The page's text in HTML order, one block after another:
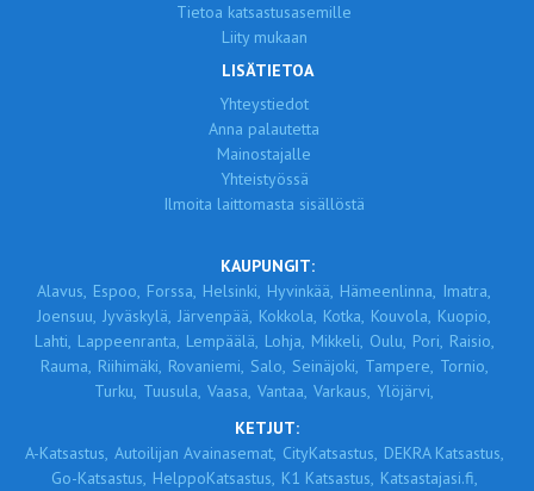
Tietoa katsastusasemille
Liity mukaan
LISÄTIETOA
Yhteystiedot
Anna palautetta
Mainostajalle
Yhteistyössä
Ilmoita laittomasta sisällöstä
KAUPUNGIT:
Alavus, Espoo, Forssa, Helsinki, Hyvinkää, Hämeenlinna, Imatra,
Joensuu, Jyväskylä, Järvenpää, Kokkola, Kotka, Kouvola, Kuopio,
Lahti, Lappeenranta, Lempäälä, Lohja, Mikkeli, Oulu, Pori, Raisio,
Rauma, Riihimäki, Rovaniemi, Salo, Seinäjoki, Tampere, Tornio,
Turku, Tuusula, Vaasa, Vantaa, Varkaus, Ylöjärvi,
KETJUT:
A-Katsastus, Autoilijan Avainasemat, CityKatsastus, DEKRA Katsastus,
Go-Katsastus, HelppoKatsastus, K1 Katsastus, Katsastajasi.fi,